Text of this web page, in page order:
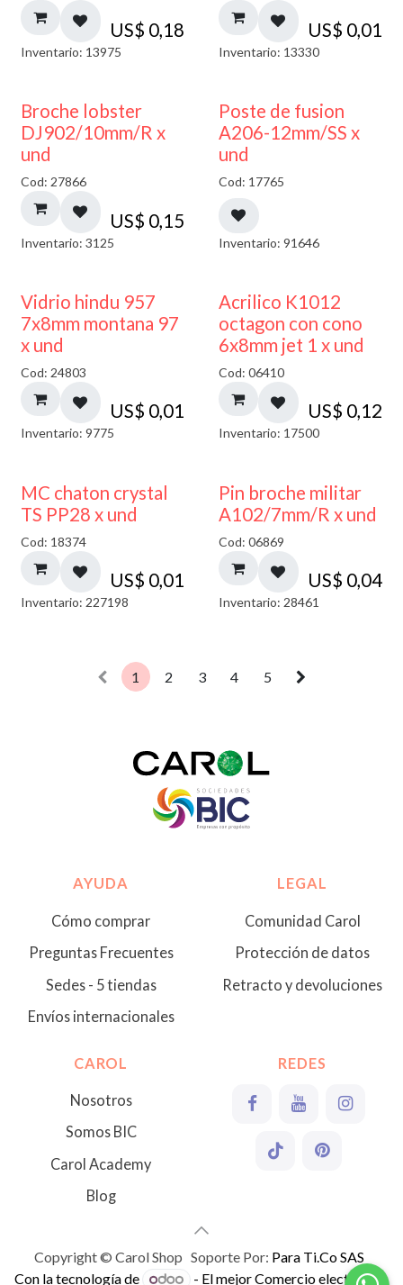
US$ 0,18
Inventario: 13975
US$ 0,01
Inventario: 13330
Broche lobster
DJ902/10mm/R x
und
Cod: 27866
US$ 0,15
Inventario: 3125
Poste de fusion
A206-12mm/SS x
und
Cod: 17765
Inventario: 91646
40% DESCUENTO
Vidrio hindu 957
7x8mm montana 97
x und
Cod: 24803
US$ 0,01
Inventario: 9775
Acrilico K1012
octagon con cono
6x8mm jet 1 x und
Cod: 06410
US$ 0,12
Inventario: 17500
MC chaton crystal
TS PP28 x und
Cod: 18374
US$ 0,01
Inventario: 227198
Pin broche militar
A102/7mm/R x und
Cod: 06869
US$ 0,04
Inventario: 28461
1 2 3 4 5
AYUDA
Cómo comprar
Preguntas Frecuentes
Sedes - 5 tiendas
Envíos internacionales
LEGAL
Comunidad Carol
Protección de datos
Retracto y devoluciones
CAROL
Nosotros
Somos BIC
Carol Academy
Blog
REDES
Copyright © Carol Shop Soporte Por: Para Ti.Co SAS
Con la tecnología de
- El mejorComercio electrónico